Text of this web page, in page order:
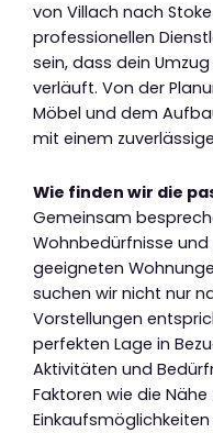
von Villach nach
professionellen
sein, dass dein
verläuft. Von der
Möbel und dem
mit einem
Wie finden wir die
Gemeinsam
Wohnbedürfnisse
geeigneten
suchen wir nicht nur
Vorstellungen
perfekten Lage in
Aktivitäten und
Faktoren wie die